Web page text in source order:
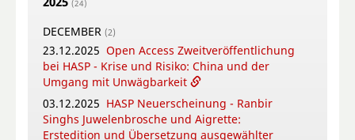
Term 2026
12.05.2026
New Open Access Publication by
HASP - Coṉṉa Vaṇṇam Ceyta Perumāḷ Temple
Inscriptions, Kāñcipuram
12.05.2026
Video-Tutorial - Die digitalen
Textsammlungen des FID Südasien
(24)
DECEMBER (2)
23.12.2025 Open Access Zweitveröffentlichung
bei HASP - Krise und Risiko: China und der
Umgang mit Unwägbarkeit
03.12.2025 HASP Neuerscheinung - Ranbir
Singhs Juwelenbrosche und Aigrette:
Erstedition und Übersetzung ausgewählter